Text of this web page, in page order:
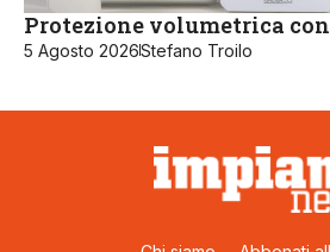
Protezione volumetrica
5 Agosto 2026Stefano Troilo